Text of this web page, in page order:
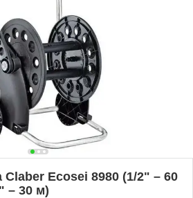
Claber Ecosei 8980 (1/2" – 60
– 30 м)